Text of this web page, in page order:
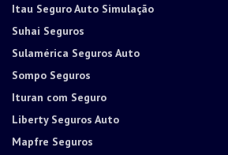
Itau Seguro Auto Simulação
Suhai Seguros
Sulamérica Seguros Auto
Sompo Seguros
Ituran com Seguro
Liberty Seguros Auto
Mapfre Seguros